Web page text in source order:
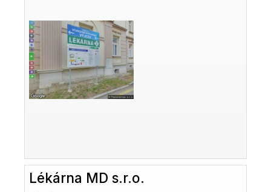
Lékárna MD s.r.o.